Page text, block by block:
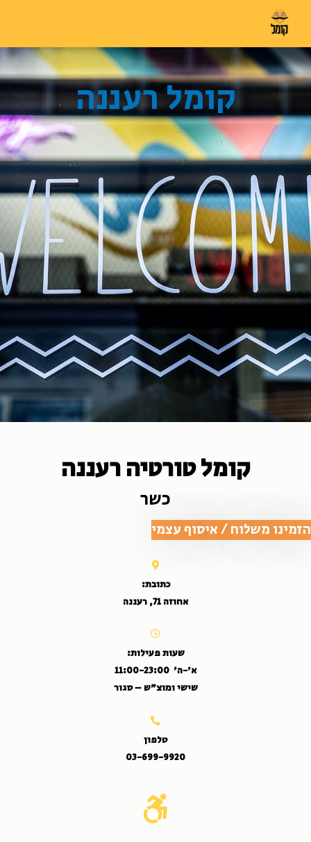
קומל רעננה
קומל טורטיה רעננה
כשר
הזמינו משלוח / איסוף עצמי
כתובת:
אחוזה 71, רעננה
שעות פעילות:
א'-ה' 11:00-23:00
שישי ומוצ"ש – סגור
טלפון
03-699-9920